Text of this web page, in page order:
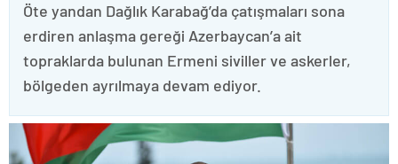
Öte yandan Dağlık Karabağ’da çatışmaları sona
erdiren anlaşma gereği Azerbaycan’a ait
topraklarda bulunan Ermeni siviller ve askerler,
bölgeden ayrılmaya devam ediyor.